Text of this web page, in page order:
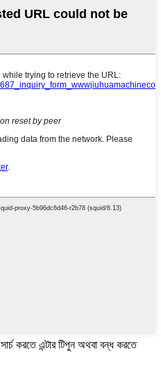
সার্চ করতে এন্টার টিপুন অথবা বন্ধ করতে